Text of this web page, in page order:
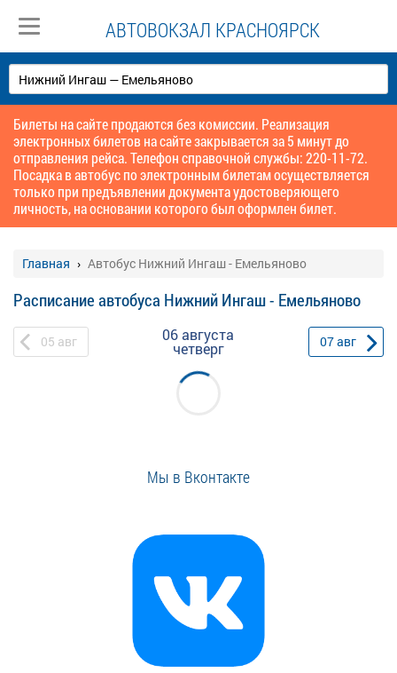
АВТОВОКЗАЛ КРАСНОЯРСК
Билеты на сайте продаются без комиссии. Реализация
электронных билетов на сайте закрывается за 5 минут до
отправления рейса. Телефон справочной службы: 220-11-72.
Посадка в автобус по электронным билетам осуществляется
только при предъявлении документа удостоверяющего
личность, на основании которого был оформлен билет.
Главная Автобус Нижний Ингаш - Емельяново
Расписание автобуса Нижний Ингаш - Емельяново
05 авг 06 августа
четверг 07авг
Мы в Вконтакте